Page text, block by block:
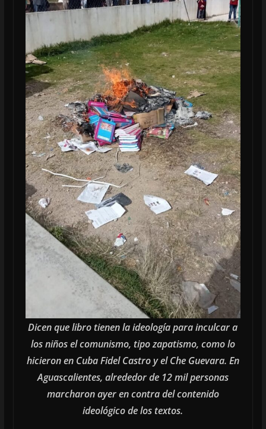
Dicen que libro tienen la ideología para inculcar a
los niños el comunismo, tipo zapatismo, como lo
hicieron en Cuba Fidel Castro y el Che Guevara. En
Aguascalientes, alrededor de 12 mil personas
marcharon ayer en contra del contenido
ideológico de los textos.